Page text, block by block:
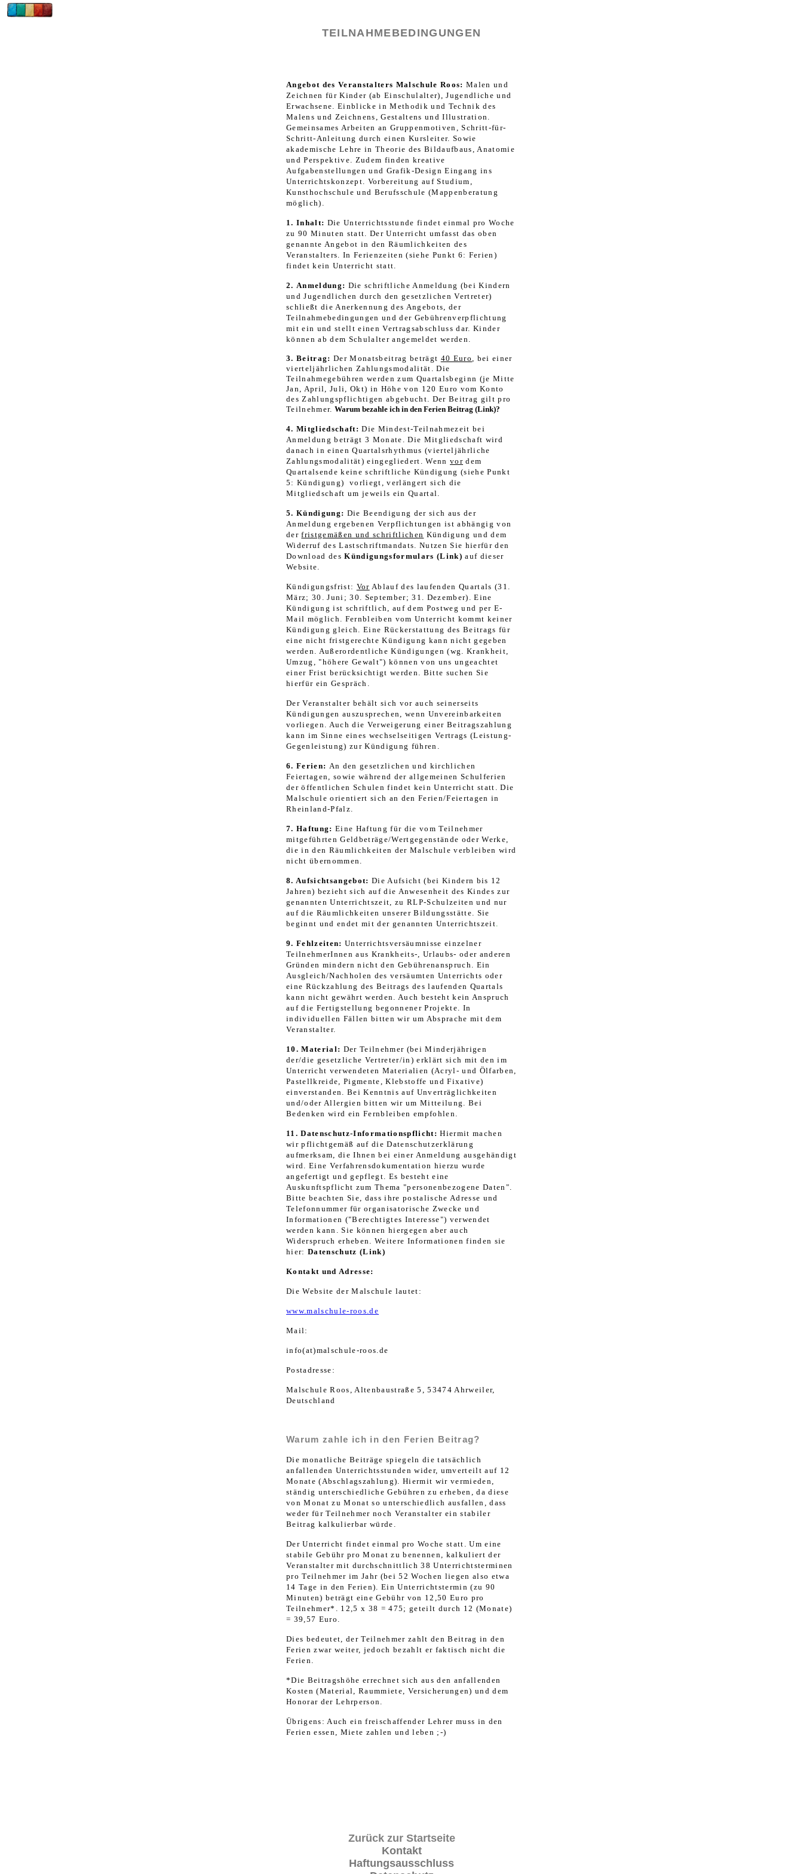
TEILNAHMEBEDINGUNGEN
Angebot des Veranstalters Malschule Roos: Malen und
Zeichnen für Kinder (ab Einschulalter), Jugendliche und
Erwachsene. Einblicke in Methodik und Technik des
Malens und Zeichnens, Gestaltens und Illustration.
Gemeinsames Arbeiten an Gruppenmotiven, Schritt-für-
Schritt-Anleitung durch einen Kursleiter. Sowie
akademische Lehre in Theorie des Bildaufbaus, Anatomie
und Perspektive. Zudem finden kreative
Aufgabenstellungen und Grafik-Design Eingang ins
Unterrichtskonzept. Vorbereitung auf Studium,
Kunsthochschule und Berufsschule (Mappenberatung
möglich).
1. Inhalt: Die Unterrichtsstunde findet einmal pro Woche
zu 90 Minuten statt. Der Unterricht umfasst das oben
genannte Angebot in den Räumlichkeiten des
Veranstalters. In Ferienzeiten (siehe Punkt 6: Ferien)
findet kein Unterricht statt.
2. Anmeldung: Die schriftliche Anmeldung (bei Kindern
und Jugendlichen durch den gesetzlichen Vertreter)
schließt die Anerkennung des Angebots, der
Teilnahmebedingungen und der Gebührenverpflichtung
mit ein und stellt einen Vertragsabschluss dar. Kinder
können ab dem Schulalter angemeldet werden.
3. Beitrag: Der Monatsbeitrag beträgt 40 Euro, bei einer
vierteljährlichen Zahlungsmodalität. Die
Teilnahmegebühren werden zum Quartalsbeginn (je Mitte
Jan, April, Juli, Okt) in Höhe von 120 Euro vom Konto
des Zahlungspflichtigen abgebucht. DerBeitrag gilt pro
Teilnehmer. Warum bezahle ich in den Ferien Beitrag (Link)?
4. Mitgliedschaft:Die Mindest-Teilnahmezeit bei
Anmeldung beträgt 3 Monate. Die Mitgliedschaft wird
danach in einen Quartalsrhythmus (vierteljährliche
Zahlungsmodalität) eingegliedert. Wenn vor dem
Quartalsende keine schriftliche Kündigung (siehe Punkt
5: Kündigung) vorliegt, verlängert sich die
Mitgliedschaft um jeweils ein Quartal.
5. Kündigung: Die Beendigung der sich aus der
Anmeldung ergebenen Verpflichtungen ist abhängig von
derfristgemäßen und schriftlichen Kündigung und dem
Widerruf des Lastschriftmandats. Nutzen Sie hierfür den
Download des Kündigungsformulars (Link) auf dieser
Website.
Kündigungsfrist: Vor Ablauf des laufenden Quartals (31.
März; 30. Juni; 30. September; 31. Dezember).Eine
Kündigung ist schriftlich, auf dem Postweg und per E-
Mail möglich. Fernbleiben vom Unterricht kommt keiner
Kündigung gleich.Eine Rückerstattung des Beitrags für
eine nicht fristgerechte Kündigung kann nicht gegeben
werden. Außerordentliche Kündigungen (wg. Krankheit,
Umzug, "höhere Gewalt") können von uns ungeachtet
einer Frist berücksichtigt werden. Bitte suchen Sie
hierfür ein Gespräch.
Der Veranstalter behält sich vor auch seinerseits
Kündigungen auszusprechen, wenn Unvereinbarkeiten
vorliegen. Auch die Verweigerung einer Beitragszahlung
kann im Sinne eines wechselseitigen Vertrags (Leistung-
Gegenleistung) zur Kündigung führen.
6. Ferien: An den gesetzlichen und kirchlichen
Feiertagen, sowie während der allgemeinen Schulferien
der öffentlichen Schulen findet kein Unterricht statt. Die
Malschule orientiert sich an den Ferien/Feiertagen in
Rheinland-Pfalz.
7. Haftung: Eine Haftung für die vom Teilnehmer
mitgeführtenGeldbeträge/Wertgegenstände oder Werke,
die in den Räumlichkeiten der Malschule verbleiben wird
nicht übernommen.
8. Aufsichtsangebot: Die Aufsicht (bei Kindern bis 12
Jahren) bezieht sich auf die Anwesenheit des Kindes zur
genanntenUnterrichtszeit, zu RLP-Schulzeiten und nur
auf die Räumlichkeiten unserer Bildungsstätte. Sie
beginnt und endet mit der genannten Unterrichtszeit.
9. Fehlzeiten: Unterrichtsversäumnisse einzelner
TeilnehmerInnen aus Krankheits-, Urlaubs- oder anderen
Gründen mindern nicht den Gebührenanspruch. Ein
Ausgleich/Nachholen des versäumten Unterrichts oder
eine Rückzahlung des Beitrags des laufenden Quartals
kann nicht gewährt werden. Auch besteht kein Anspruch
auf die Fertigstellung begonnener Projekte. In
individuellen Fällen bitten wir um Absprache mit dem
Veranstalter.
10. Material: Der Teilnehmer (bei Minderjährigen
der/die gesetzliche Vertreter/in) erklärt sich mit den im
Unterricht verwendeten Materialien (Acryl- und Ölfarben,
Pastellkreide, Pigmente, Klebstoffe und Fixative)
einverstanden. Bei Kenntnis auf Unverträglichkeiten
und/oder Allergien bitten wir um Mitteilung. Bei
Bedenken wird ein Fernbleiben empfohlen.
11. Datenschutz-Informationspflicht: Hiermit machen
wir pflichtgemäß auf die Datenschutzerklärung
aufmerksam, die Ihnen bei einer Anmeldung ausgehändigt
wird. Eine Verfahrensdokumentation hierzu wurde
angefertigt und gepflegt. Es besteht eine
Auskunftspflicht zum Thema "personenbezogene Daten".
Bitte beachten Sie, dass ihre postalische Adresse und
Telefonnummer für organisatorische Zwecke und
Informationen ("Berechtigtes Interesse") verwendet
werden kann.Sie können hiergegen aber auch
Widerspruch erheben. Weitere Informationen finden sie
hier: Datenschutz (Link)
Kontakt und Adresse:
Die Website der Malschule lautet:
www.malschule-roos.de
Mail:
info(at)malschule-roos.de
Postadresse:
Malschule Roos, Altenbaustraße 5, 53474 Ahrweiler,
Deutschland
Warum zahle ich in den Ferien Beitrag?
Die monatliche Beiträge spiegeln die tatsächlich
anfallenden Unterrichtsstunden wider, umverteilt auf 12
Monate (Abschlagszahlung). Hiermit wir vermieden,
ständig unterschiedliche Gebühren zu erheben, da diese
von Monat zu Monat so unterschiedlich ausfallen, dass
weder für Teilnehmer noch Veranstalter ein stabiler
Beitrag kalkulierbar würde.
Der Unterricht findet einmal pro Woche statt. Um eine
stabile Gebühr pro Monat zu benennen, kalkuliert der
Veranstalter mit durchschnittlich 38 Unterrichtsterminen
pro Teilnehmer im Jahr (bei 52 Wochen liegen also etwa
14 Tage in den Ferien). Ein Unterrichtstermin (zu 90
Minuten) beträgt eine Gebühr von 12,50 Euro pro
Teilnehmer*. 12,5 x 38 = 475; geteilt durch 12 (Monate)
= 39,57 Euro.
Dies bedeutet, der Teilnehmer zahlt den Beitrag in den
Ferien zwar weiter, jedoch bezahlt er faktisch nicht die
Ferien.
*Die Beitragshöhe errechnet sich aus den anfallenden
Kosten (Material, Raummiete, Versicherungen) und dem
Honorar der Lehrperson.
Übrigens: Auch ein freischaffender Lehrer muss in den
Ferien essen, Miete zahlen und leben ;-)
Zurück zur Startseite
Kontakt
Haftungsausschluss